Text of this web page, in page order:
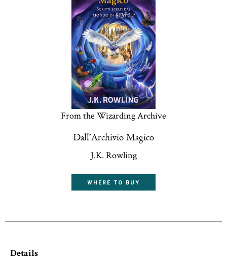
From the Wizarding Archive
Dall’Archivio Magico
J.K. Rowling
WHERE TO BUY
Details